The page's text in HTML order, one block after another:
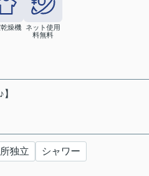
燥機 ネット使用
料無料
独立 シャワー